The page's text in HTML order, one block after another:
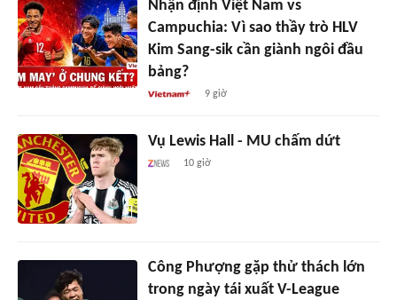
Nhận định Việt Nam vs
Campuchia: Vì sao thầy trò HLV
Kim Sang-sik cần giành ngôi đầu
bảng?
9 giờ
Vụ Lewis Hall - MU chấm dứt
10 giờ
Công Phượng gặp thử thách lớn
trong ngày tái xuất V-League